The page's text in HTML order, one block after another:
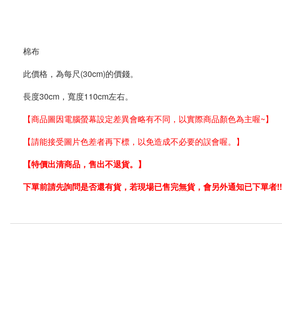
棉布
此價格，為每尺(30cm)的價錢。
長度30cm，寬度110cm左右。
【商品圖因電腦螢幕設定差異會略有不同，以實際商品顏色為主喔~】
【請能接受圖片色差者再下標，以免造成不必要的誤會喔。】
【特價出清商品，售出不退貨。】
下單前請先詢問是否還有貨，若現場已售完無貨，會另外通知已下單者!!